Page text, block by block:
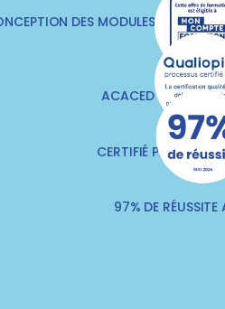
DES MODULES & DES
ACACED
CERTIFIÉ PAR
97% DE RÉUSSITE